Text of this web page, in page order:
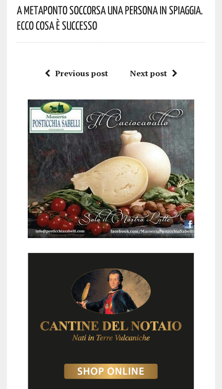
A Metaponto Soccorsa Una Persona In Spiaggia.
Ecco Cosa È Successo
Previous post Next post